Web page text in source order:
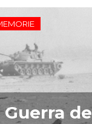
Guerra